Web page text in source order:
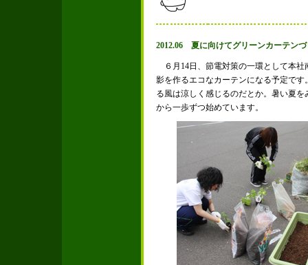
2012.06 夏に向けてグリーンカーテンづ
６月14日、節電対策の一環として本社
影を作るエコなカーテンになる予定で
る風は涼しく感じるのだとか。暑い夏
から一歩ずつ始めています。